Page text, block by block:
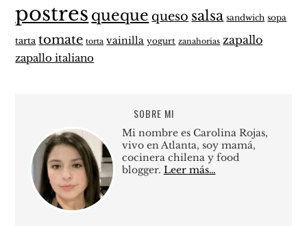
postres queque queso salsa sandwich sopa
tarta tomate torta vainilla yogurt zanahorias zapallo
zapallo italiano
SOBRE MI
Mi nombre es Carolina Rojas,
vivo en Atlanta, soy mamá,
cocinera chilena y food
blogger. Leer más…